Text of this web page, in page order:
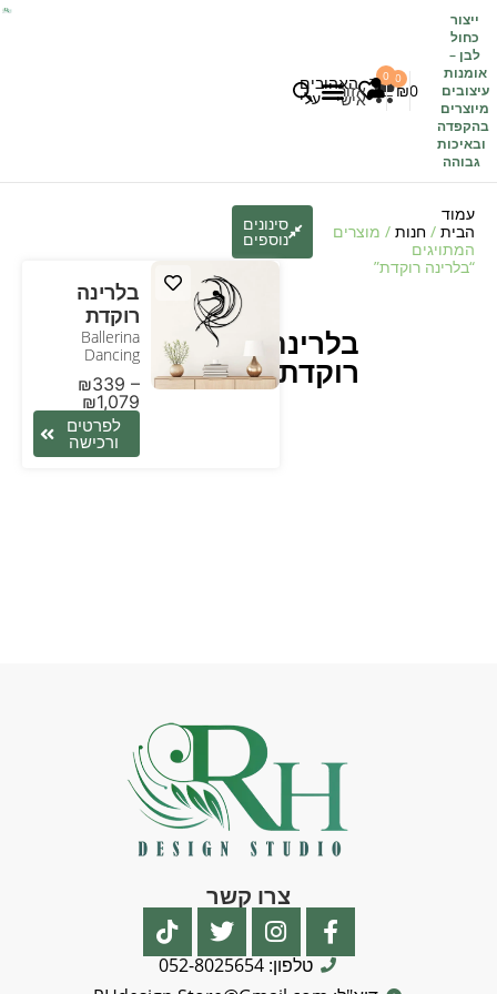
ייצור
כחול
לבן –
אומנות
עיצובים
מיוצרים
בהקפדה
ובאיכות
גבוהה
₪0
0 האהובים
עלי
0
אזור
אישי
עמוד
הבית / חנות / מוצרים
המתויגים
“בלרינה רוקדת”
בלרינה
רוקדת
סינונים
נוספים
בלרינה
רוקדת
Ballerina
Dancing
₪339 –
₪1,079
לפרטים
ורכישה
צרו קשר
טלפון: 052-8025654